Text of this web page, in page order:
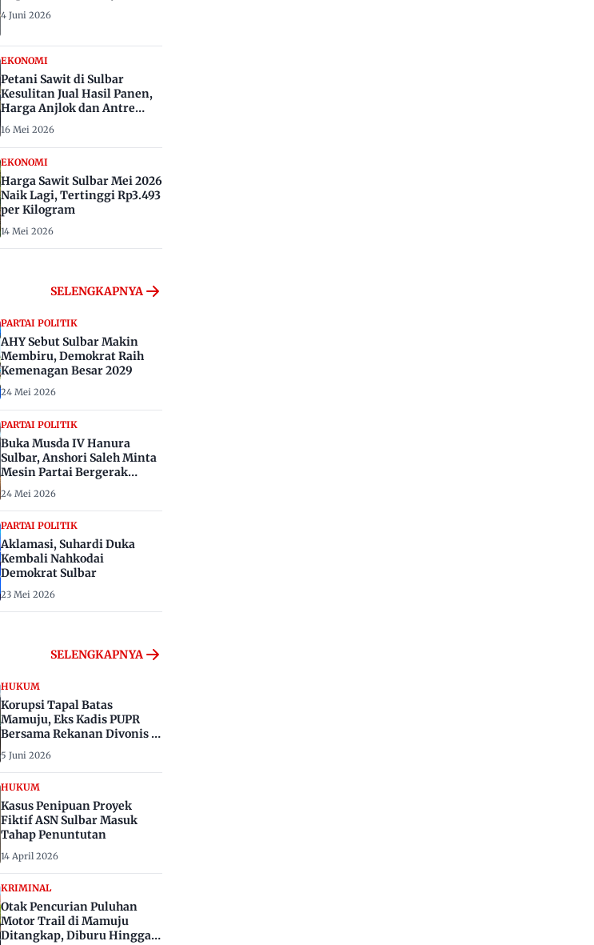
4 Juni 2026
EKONOMI
Petani Sawit di Sulbar
Kesulitan Jual Hasil Panen,
Harga Anjlok dan Antre
Berhari-hari
16 Mei 2026
EKONOMI
Harga Sawit Sulbar Mei 2026
Naik Lagi, Tertinggi Rp3.493
per Kilogram
14 Mei 2026
SELENGKAPNYA
PARTAI POLITIK
AHY Sebut Sulbar Makin
Membiru, Demokrat Raih
Kemenagan Besar 2029
24 Mei 2026
PARTAI POLITIK
Buka Musda IV Hanura
Sulbar, Anshori Saleh Minta
Mesin Partai Bergerak
24 Mei 2026
PARTAI POLITIK
Aklamasi, Suhardi Duka
Kembali Nahkodai
Demokrat Sulbar
23 Mei 2026
SELENGKAPNYA
HUKUM
Korupsi Tapal Batas
Mamuju, Eks Kadis PUPR
Bersama Rekanan Divonis 6
dan 8 Tahun Penjara
5 Juni 2026
HUKUM
Kasus Penipuan Proyek
Fiktif ASN Sulbar Masuk
Tahap Penuntutan
14 April 2026
KRIMINAL
Otak Pencurian Puluhan
Motor Trail di Mamuju
Ditangkap, Diburu Hingga